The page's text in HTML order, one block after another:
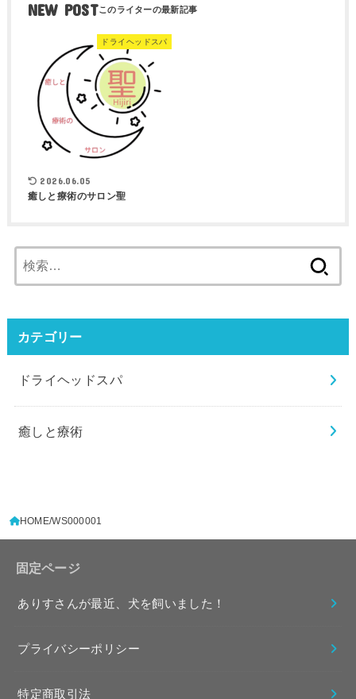
NEW POST
ドライヘッドスパ
2026.06.05
癒しと療術のサロン聖
索:
カテゴリー
ドライヘッドスパ
癒しと療術
HOME WS000001
固定ページ
ありすさんが最近、犬を飼いました！
プライバシーポリシー
特定商取引法